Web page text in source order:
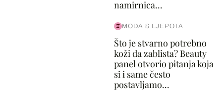
namirnica...
MODA & LJEPOTA
Što je stvarno potrebno
koži da zablista? Beauty
panel otvorio pitanja koja
si i same često
postavljamo...